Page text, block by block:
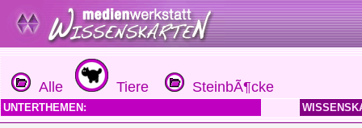
Alle Tiere SteinbÃ¶cke
UNTERTHEMEN: